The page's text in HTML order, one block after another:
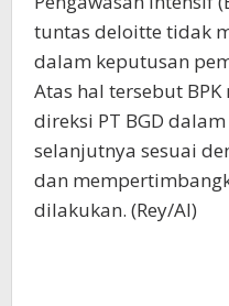
tuntas deloitte tidak
dalam keputusan
Atas hal tersebut
direksi PT BGD
selanjutnya sesuai
dan
dilakukan. (Rey/Al)